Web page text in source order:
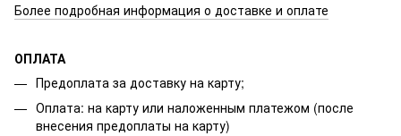
Более подробная информация о доставке и оплате
ОПЛАТА
Предоплата за доставку на карту;
Оплата: на карту или наложенным платежом (после
внесения предоплаты на карту)